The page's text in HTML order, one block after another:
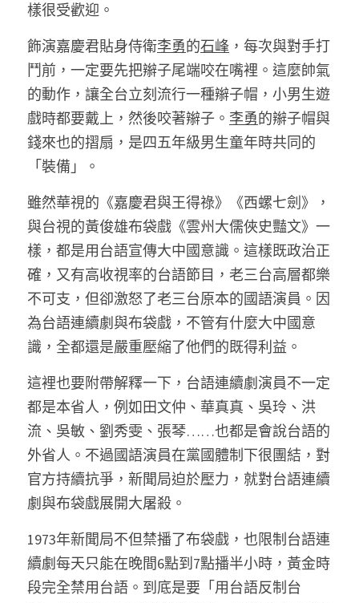
樣很受歡迎。
飾演嘉慶君貼身侍衛李勇的石峰 ，每次與對手打
鬥前，一定要先把辮子尾端咬在嘴裡。這麼帥氣
的動作，讓全台立刻流行一種辮子帽，小男生遊
戲時都要戴上，然後咬著辮子。 李勇的辮子帽與
錢來也的摺扇，是四五年級男生童年時共同的
「裝備」。
雖然華視的《嘉慶君與王得祿》《西螺七劍》，
與台視的黃俊雄布袋戲《雲州大儒俠史豔文》一
樣，都是用台語宣傳大中國意識。這樣既政治正
確，又有高收視率的台語節目，老三台高層都樂
不可支，但卻激怒了老三台原本的國語演員。因
為台語連續劇與布袋戲，不管有什麼大中國意
識，全都還是嚴重壓縮了他們的既得利益。
這裡也要附帶解釋一下，台語連續劇演員不一定
都是本省人，例如田文仲、華真真、吳玲、洪
流、吳敏、劉秀雯、張琴……也都是會說台語的
外省人。不過國語演員在黨國體制下很團結，對
官方持續抗爭，新聞局迫於壓力，就對台語連續
劇與布袋戲展開大屠殺。
1973年新聞局不但禁播了布袋戲，也限制台語連
續劇每天只能在晚間6點到7點播半小時，黃金時
段完全禁用台語。到底是要「用台語反制台